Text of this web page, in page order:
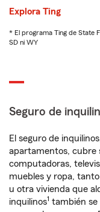
Explora Ting
* El programa Ting de State
SD ni WY
Seguro de
El seguro de
apartamentos, cubre
computadoras,
muebles y ropa,
u otra vivienda que
inquilinos1 también se